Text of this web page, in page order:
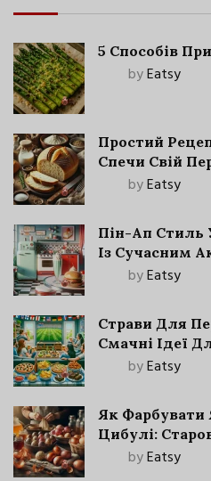
5 Способів
byEatsy
Простий
Спечи Свій
byEatsy
Пін-Ап Стиль
Із Сучасним
byEatsy
Страви Для
Смачні Ідеї
byEatsy
Як
Цибулі:
Сучасними
byEatsy